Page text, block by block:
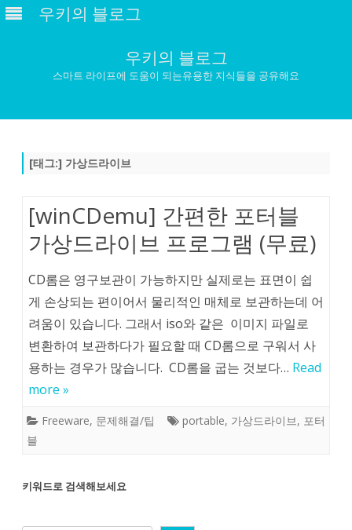
우키의 블로그
우키의 블로그
스마트 라이프에 도움이 되는유용한 지식들을 공유해요
[태그:] 가상드라이브
[winCDemu] 간편한 포터블
가상드라이브 프로그램 (무료)
CD롬은 영구보관이 가능하지만 실제로는 표면이 쉽
게 손상되는 편이어서 물리적인 매체로 보관하는데 어
려움이 있습니다. 그래서 iso와 같은 이미지 파일로
변환하여 보관하다가 필요할 때 CD롬으로 구워서 사
용하는 경우가 많습니다. CD롬을 굽는 것보다… Read
more »
Freeware, 문제해결/팁 portable, 가상드라이브, 포터
블
키워드로 검색해보세요